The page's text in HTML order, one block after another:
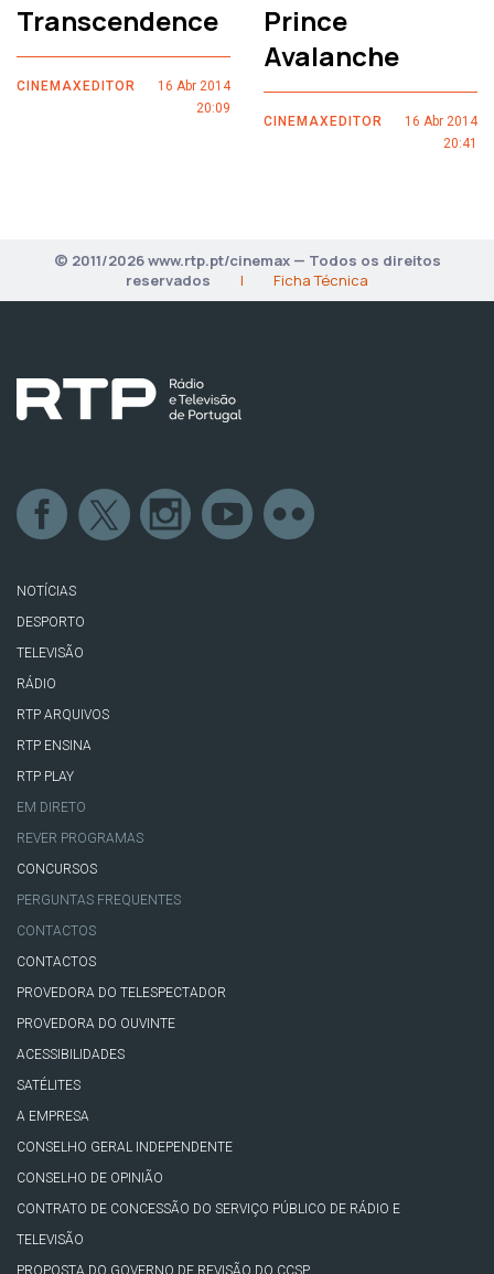
Transcendence
CINEMAXEDITOR
16 Abr 2014
20:09
Prince
Avalanche
CINEMAXEDITOR
16 Abr 2014
20:41
© 2011/2026 www.rtp.pt/cinemax — Todos os direitos
reservados
| Ficha Técnica
NOTÍCIAS
DESPORTO
TELEVISÃO
RÁDIO
RTP ARQUIVOS
RTP ENSINA
RTP PLAY
EM DIRETO
REVER PROGRAMAS
CONCURSOS
PERGUNTAS FREQUENTES
CONTACTOS
CONTACTOS
PROVEDORA DO TELESPECTADOR
PROVEDORA DO OUVINTE
ACESSIBILIDADES
SATÉLITES
A EMPRESA
CONSELHO GERAL INDEPENDENTE
CONSELHO DE OPINIÃO
CONTRATO DE CONCESSÃO DO SERVIÇO PÚBLICO DE RÁDIO E
TELEVISÃO
PROPOSTA DO GOVERNO DE REVISÃO DO CCSP